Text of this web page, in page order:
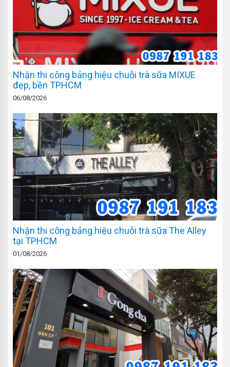
Nhận thi công bảng hiệu chuỗi trà sữa MIXUE
đẹp, bền TPHCM
06/08/2026
Nhận thi công bảng hiệu chuỗi trà sữa The Alley
tại TPHCM
01/08/2026